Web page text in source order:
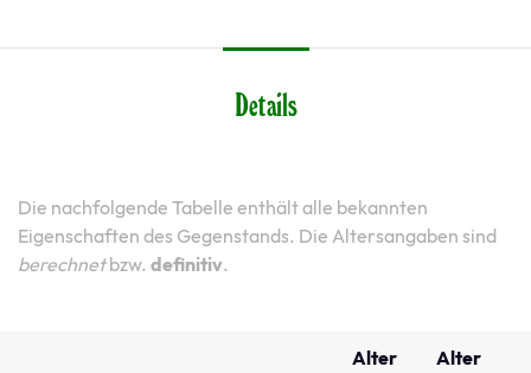
Details
Die nachfolgende Tabelle enthält alle bekannten
Eigenschaften des Gegenstands. Die Altersangaben sind
berechnetbzw. definitiv.
Alter
Alter